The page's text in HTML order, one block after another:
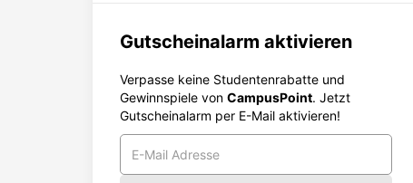
Gutscheinalarm aktivieren
Verpasse keine Studentenrabatte und
Gewinnspiele von CampusPoint. Jetzt
Gutscheinalarm per E-Mail aktivieren!